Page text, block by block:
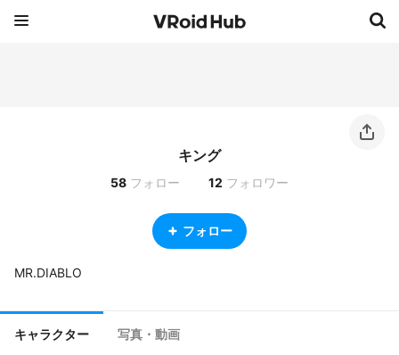
キング
58 フォロー 12 フォロワー
フォロー
MR.DIABLO
キャラクター 写真・動画